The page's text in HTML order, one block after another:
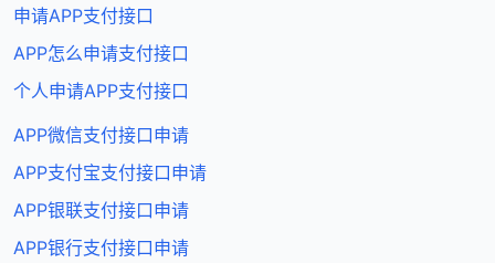
申请APP支付接口
APP怎么申请支付接口
个人申请APP支付接口
APP微信支付接口申请
APP支付宝支付接口申请
APP银联支付接口申请
APP银行支付接口申请